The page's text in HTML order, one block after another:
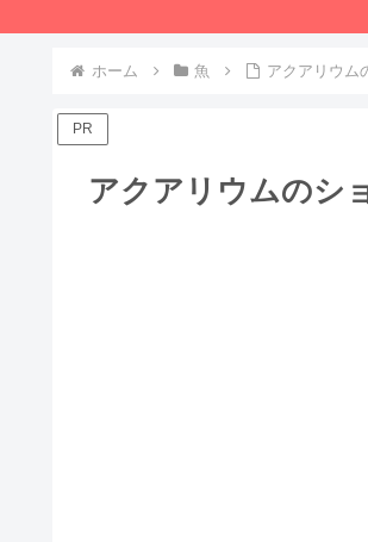
ホーム 魚 アクアリウム
PR
アクアリウムのシ